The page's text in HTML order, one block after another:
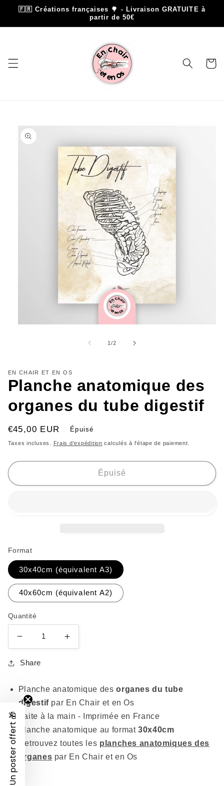
passer
contenu
🇫🇷 Créations françaises 🌳 - Livraison GRATUITE à
partir de 50€
Panier
Passer aux
informations
produits
fenêtre
modale
1/de
2
EN CHAIR ET EN OS
Planche anatomique des
organes du tube digestif
Prix
habituel
€45,00 EUR Épuisé
Taxes incluses. Frais d'expédition calculés à l'étape de paiement.
Épuisé
Format
30x40cm (équivalent A3)
40x60cm (équivalent A2)
Quantité
Réduire
la
quantité
Planche
anatomique
des
organes
du
tube
Augmenter
la
Planche
anatomique
des
organes
du
tube
digestif
Share
Planche anatomique desorganes du tube
digestifpar En Chair et en Os
Faite à la main - Imprimée en France
Planche anatomique au format30x40cm
Retrouvez toutes les planches anatomiques des
organes par En Chair et en Os
Un poster offert 🎁